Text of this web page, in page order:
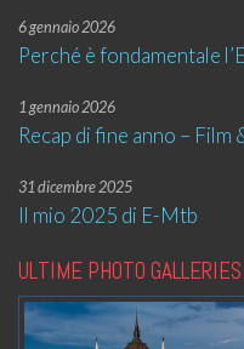
6 gennaio 2026
Perché è fondamentale
1 gennaio 2026
Recap di fine anno – Film
31 dicembre 2025
Il mio 2025 di E-Mtb
ULTIME PHOTO GALLERIES